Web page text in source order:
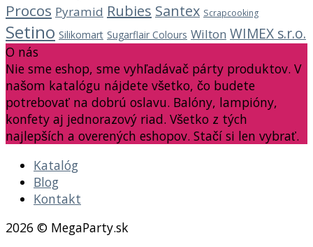
Procos Pyramid Rubies Santex Scrapcooking
Setino Silikomart Sugarflair Colours Wilton WIMEX s.r.o.
O nás
Nie sme eshop, sme vyhľadávač párty produktov. V
našom katalógu nájdete všetko, čo budete
potrebovať na dobrú oslavu. Balóny, lampióny,
konfety aj jednorazový riad. Všetko z tých
najlepších a overených eshopov. Stačí si len vybrať.
Katalóg
Blog
Kontakt
2026 © MegaParty.sk